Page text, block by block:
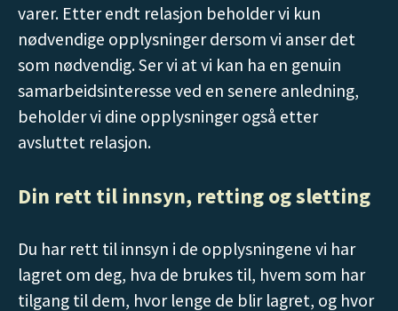
varer. Etter endt relasjon beholder vi kun
nødvendige opplysninger dersom vi anser det
som nødvendig. Ser vi at vi kan ha en genuin
samarbeidsinteresse ved en senere anledning,
beholder vi dine opplysninger også etter
avsluttet relasjon.
Din rett til innsyn, retting og sletting
Du har rett til innsyn i de opplysningene vi har
lagret om deg, hva de brukes til, hvem som har
tilgang til dem, hvor lenge de blir lagret, og hvor